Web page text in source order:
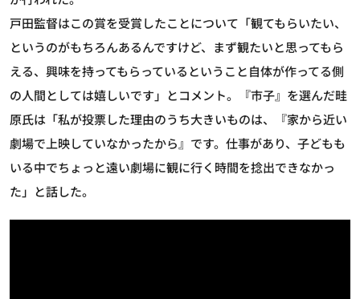
戸田監督はこの賞を受賞したことについて「観てもらいたい、
というのがもちろんあるんですけど、まず観たいと思ってもら
える、興味を持ってもらっているということ自体が作ってる側
の人間としては嬉しいです」とコメント。『市子』を選んだ畦
原氏は「私が投票した理由のうち大きいものは、『家から近い
劇場で上映していなかったから』です。仕事があり、子どもも
いる中でちょっと遠い劇場に観に行く時間を捻出できなかっ
た」と話した。